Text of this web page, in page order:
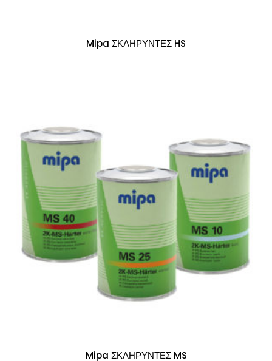
Mipa ΣΚΛΗΡΥΝΤΕΣ HS
Mipa ΣΚΛΗΡΥΝΤΕΣ MS